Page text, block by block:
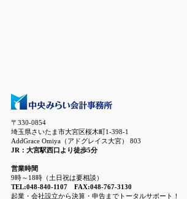
〒330-0854
埼玉県さいたま市大宮区桜木町1-398-1
AddGrace Omiya（アドグレイス大宮） 803
JR：大宮駅西口より徒歩5分
営業時間
9時～18時（土日祝は要相談）
TEL:048-840-1107 FAX:048-767-3130
起業・会社設立から決算・申告までトータルサポート！